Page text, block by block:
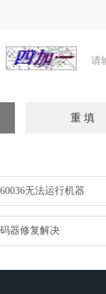
请
无法运行机器
器修复解决